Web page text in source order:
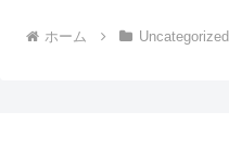
ホーム Uncategorized